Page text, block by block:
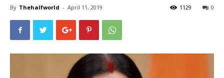
By Thehalfworld - April 11, 2019 0
1129